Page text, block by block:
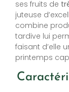
ses fruits de
juteuse
combine
tardive lui
faisant d’elle
printemps